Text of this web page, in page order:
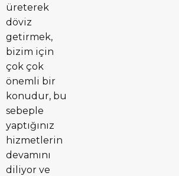
üreterek
döviz
getirmek,
bizim için
çok çok
önemli bir
konudur, bu
sebeple
yaptığınız
hizmetlerin
devamını
diliyor ve